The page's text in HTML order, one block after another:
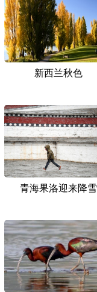
新西兰秋色
青海果洛迎来降雪